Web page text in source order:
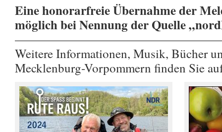
Eine honorarfreie Übernahme der
möglich bei Nennung der Quelle
Weitere Informationen, Musik, Bücher
Mecklenburg-Vorpommern finden Sie